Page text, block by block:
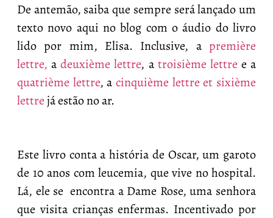
De antemão, saiba que sempre será lançado um
texto novo aqui no blog com o áudio do livro
lido por mim, Elisa. Inclusive, a première
lettre, adeuxième lettre, a troisième lettre e a
quatrième lettre, acinquième lettre et sixième
lettrejá estão no ar.
Este livro conta a história de Oscar, um garoto
de 10 anos com leucemia, que vive no hospital.
Lá, ele se encontra a Dame Rose, uma senhora
que visita crianças enfermas. Incentivado por